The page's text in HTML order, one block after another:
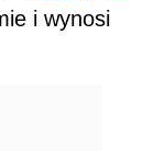
i wynosi